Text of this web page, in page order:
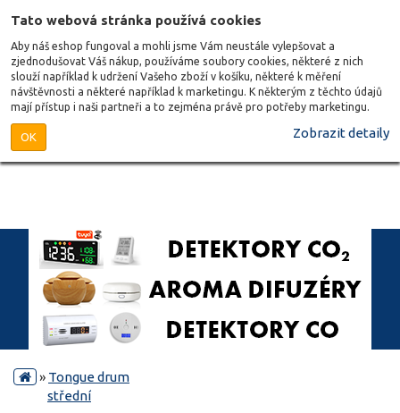
Tato webová stránka používá cookies
Aby náš eshop fungoval a mohli jsme Vám neustále vylepšovat a
zjednodušovat Váš nákup, používáme soubory cookies, některé z nich
slouží například k udržení Vašeho zboží v košíku, některé k měření
návštěvnosti a některé například k marketingu. K některým z těchto údajů
mají přístup i naši partneři a to zejména právě pro potřeby marketingu.
OK Zobrazit detaily
» Tongue drum
střední